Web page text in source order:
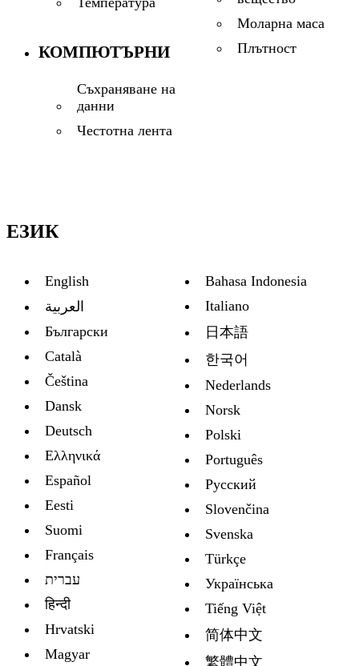
КОМПЮТЪРНИ
Съхраняване на
данни
Честотна лента
Моларна маса
Плътност
ЕЗИК
English
العربية
Български
Català
Čeština
Dansk
Deutsch
Ελληνικά
Español
Eesti
Suomi
Français
עברית
हिन्दी
Hrvatski
Magyar
Bahasa Indonesia
Italiano
日本語
한국어
Nederlands
Norsk
Polski
Português
Русский
Slovenčina
Svenska
Türkçe
Украïнська
Tiếng Việt
简体中文
繁體中文